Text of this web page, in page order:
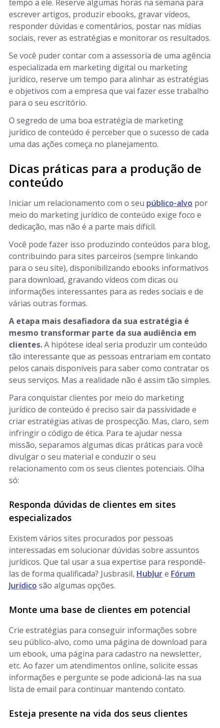
tempo a ele. Reserve algumas horas na semana para
escrever artigos, produzir ebooks, gravar vídeos,
responder dúvidas e comentários, postar nas mídias
sociais, rever as estratégias e monitorar os resultados.
Se você puder contar com a assessoria de uma agência
especializada em marketing digital ou marketing
jurídico, reserve um tempo para alinhar as estratégias
e objetivos com a empresa que vai fazer esse trabalho
para o seu escritório.
O segredo de uma boa estratégia de marketing
jurídico de conteúdo é perceber que o sucesso de cada
uma das ações começa no planejamento.
Dicas práticas para a produção de
conteúdo
Iniciar um relacionamento com o seu público-alvo por
meio do marketing jurídico de conteúdo exige foco e
dedicação, mas não é a parte mais difícil.
Você pode fazer isso produzindo conteúdos para blog,
contribuindo para sites parceiros (sempre linkando
para o seu site), disponibilizando ebooks informativos
para download, gravando vídeos com dicas ou
informações interessantes para as redes sociais e de
várias outras formas.
A etapa mais desafiadora da sua estratégia é
mesmo transformar parte da sua audiência em
clientes.A hipótese ideal seria produzir um conteúdo
tão interessante que as pessoas entrariam em contato
pelos canais disponíveis para saber como contratar os
seus serviços. Mas a realidade não é assim tão simples.
Para conquistar clientes por meio do marketing
jurídico de conteúdo é preciso sair da passividade e
criar estratégias ativas de prospecção. Mas, claro, sem
infringir o código de ética. Para te ajudar nessa
missão, separamos algumas dicas práticas para você
divulgar o seu material e conduzir o seu
relacionamento com os seus clientes potenciais. Olha
só:
Responda dúvidas de clientes em sites
especializados
Existem vários sites procurados por pessoas
interessadas em solucionar dúvidas sobre assuntos
jurídicos. Que tal usar a sua expertise para respondê-
las de forma qualificada? Jusbrasil, HubJure Fórum
Jurídico são algumas opções.
Monte uma base de clientes em potencial
Crie estratégias para conseguir informações sobre
seu público-alvo, como uma página de download para
um ebook, uma página para cadastro na newsletter,
etc. Ao fazer um atendimentos online, solicite essas
informações e pergunte se pode adicioná-las na sua
lista de email para continuar mantendo contato.
Esteja presente na vida dos seus clientes